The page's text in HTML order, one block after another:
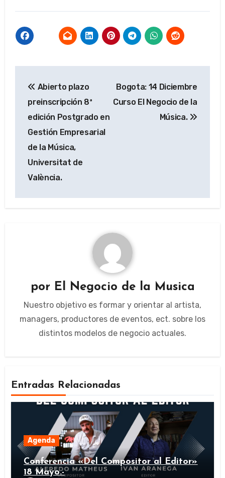
de
entradas
Abierto plazo
preinscripción 8ª
edición Postgrado en
Gestión Empresarial
de la Música,
Universitat de
València.
Bogota: 14 Diciembre
Curso El Negocio de la
Música.
por El Negocio de la Musica
Nuestro objetivo es formar y orientar al artista,
managers, productores de eventos, ect. sobre los
distintos modelos de negocio actuales.
Entradas Relacionadas
Agenda
Conferencia «Del Compositor al Editor»
18 Mayo.-